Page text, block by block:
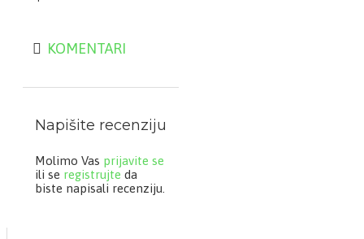
godina. Primenjuje se
mleku ili soku.
KOMENTARI
Napišite recenziju
Molimo Vas prijavite se
ili se registrujte da
biste napisali recenziju.